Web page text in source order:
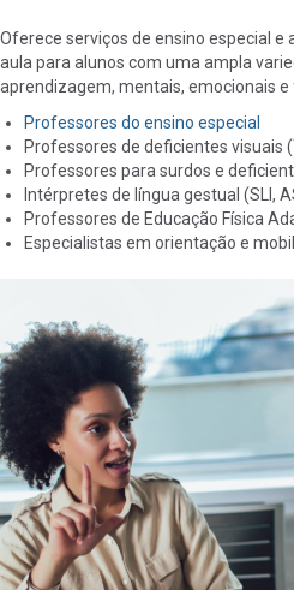
Oferece serviços de ensino especial e
aula para alunos com uma ampla
aprendizagem, mentais, emocionais e
Professores do ensino especial
Professores de deficientes visuais
Professores para surdos e
Intérpretes de língua gestual (SLI,
Professores de Educação Física
Especialistas em orientação e